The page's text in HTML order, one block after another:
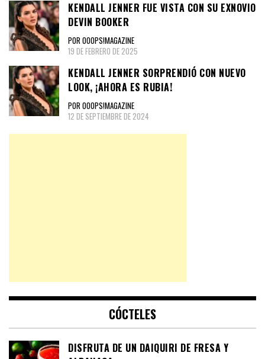
KENDALL JENNER FUE VISTA CON SU EXNOVIO
DEVIN BOOKER
POR OOOPS!MAGAZINE
19 DE FEBRERO DE 2025
KENDALL JENNER SORPRENDIÓ CON NUEVO
LOOK, ¡AHORA ES RUBIA!
POR OOOPS!MAGAZINE
12 DE SEPTIEMBRE DE 2024
CÓCTELES
DISFRUTA DE UN DAIQUIRI DE FRESA Y